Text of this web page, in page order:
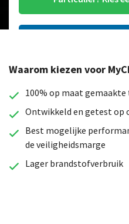
Op
Waarom kiezen voor
100% op maat
Ontwikkeld en getest op
Best mogelijke
de veiligheidsmarge
Lager brandstofverbruik